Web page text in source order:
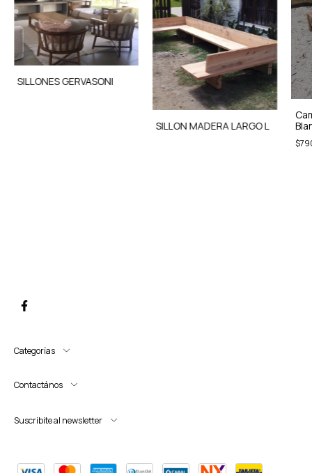
SILLONES GERVASONI
SILLON MADERA LARGO L
Categorías
Contactános
Suscribite al newsletter